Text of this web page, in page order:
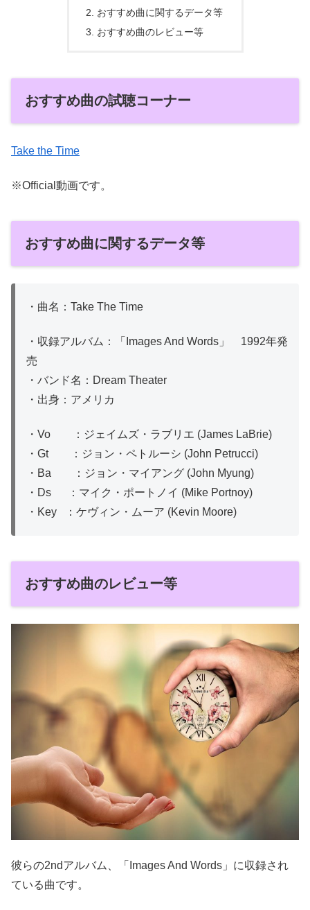
おすすめ曲に関するデータ等
おすすめ曲のレビュー等
おすすめ曲の試聴コーナー
Take the Time
※Official動画です。
おすすめ曲に関するデータ等
・曲名：Take The Time
・収録アルバム：「Images And Words」 1992年発
売
・バンド名：Dream Theater
・出身：アメリカ
・Vo ：ジェイムズ・ラブリエ (James LaBrie)
・Gt ：ジョン・ペトルーシ (John Petrucci)
・Ba ：ジョン・マイアング (John Myung)
・Ds ：マイク・ポートノイ (Mike Portnoy)
・Key ：ケヴィン・ムーア (Kevin Moore)
おすすめ曲のレビュー等
彼らの2ndアルバム、「Images And Words」に収録され
ている曲です。